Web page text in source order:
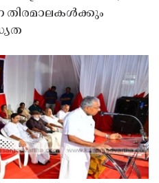
തിരമാലകൾക്കും